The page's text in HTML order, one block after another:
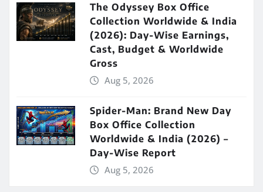
The Odyssey Box Office
Collection Worldwide & India
(2026): Day-Wise Earnings,
Cast, Budget & Worldwide
Gross
Aug 5, 2026
Spider-Man: Brand New Day
Box Office Collection
Worldwide & India (2026) –
Day-Wise Report
Aug 5, 2026